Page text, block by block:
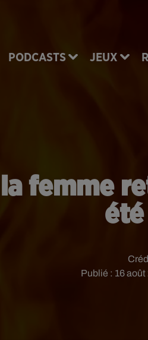
PODCASTS JEUX
la femme
Publié : 16